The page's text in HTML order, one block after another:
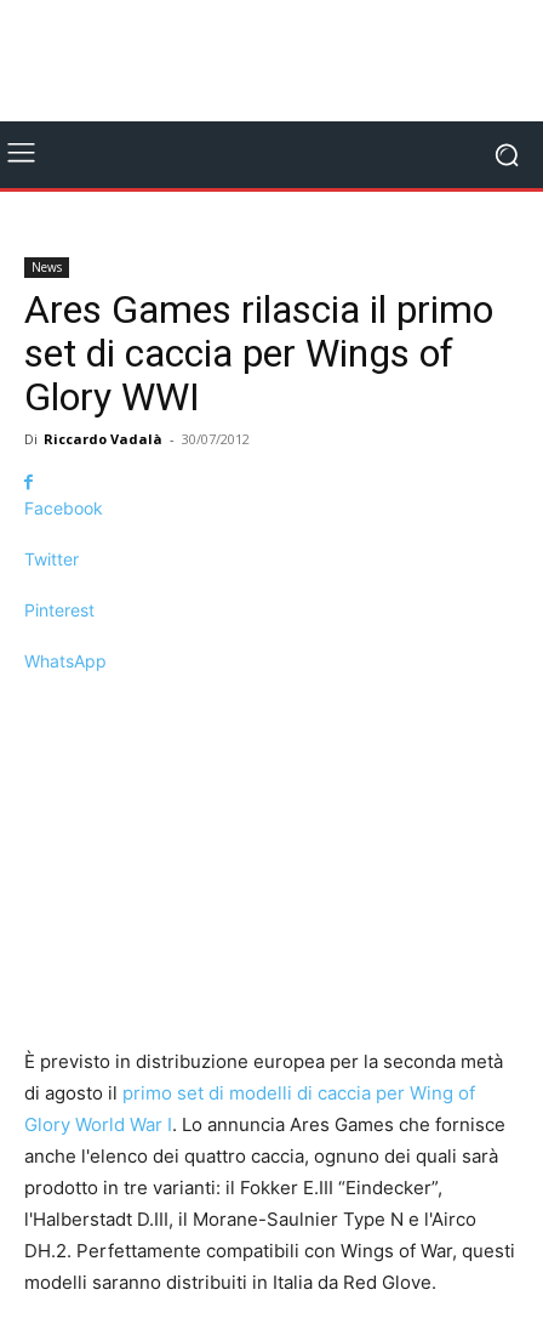
News
Ares Games rilascia il primo
set di caccia per Wings of
Glory WWI
Di Riccardo Vadalà - 30/07/2012
Facebook
Twitter
Pinterest
WhatsApp
È previsto in distribuzione europea per la seconda metà
di agosto il primo set di modelli di caccia per Wing of
Glory World War I. Lo annuncia Ares Games che fornisce
anche l'elenco dei quattro caccia, ognuno dei quali sarà
prodotto in tre varianti: il Fokker E.III “Eindecker”,
l'Halberstadt D.III, il Morane-Saulnier Type N e l'Airco
DH.2. Perfettamente compatibili con Wings of War, questi
modelli saranno distribuiti in Italia da Red Glove.